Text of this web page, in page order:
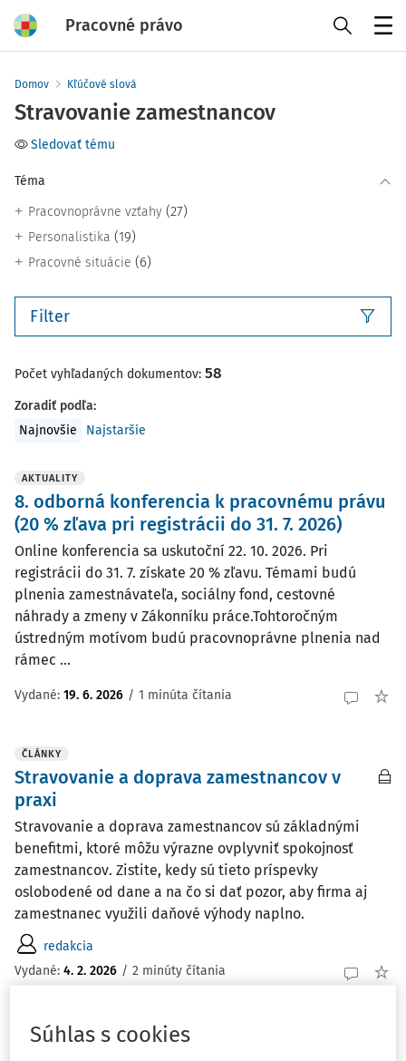
Pracovné právo
Domov Kľúčové slová
Stravovanie zamestnancov
Sledovať tému
Téma
Pracovnoprávne vzťahy (27)
Personalistika (19)
Pracovné situácie (6)
Filter
Počet vyhľadaných dokumentov: 58
Zoradiť podľa:
Najnovšie
Najstaršie
AKTUALITY
8. odborná konferencia k pracovnému právu
(20 % zľava pri registrácii do 31. 7. 2026)
Online konferencia sa uskutoční 22. 10. 2026. Pri
registrácii do 31. 7. získate 20 % zľavu. Témami budú
plnenia zamestnávateľa, sociálny fond, cestovné
náhrady a zmeny v Zákonníku práce.Tohtoročným
ústredným motívom budú pracovnoprávne plnenia nad
rámec ...
Vydané: 19. 6. 2026 / 1 minúta čítania
ČLÁNKY
Stravovanie a doprava zamestnancov v
praxi
Stravovanie a doprava zamestnancov sú základnými
benefitmi, ktoré môžu výrazne ovplyvniť spokojnosť
zamestnancov. Zistite, kedy sú tieto príspevky
oslobodené od dane a na čo si dať pozor, aby firma aj
zamestnanec využili daňové výhody naplno.
redakcia
Vydané: 4. 2. 2026 / 2 minúty čítania
OTÁZKY A ODPOVEDE
Súhlas s cookies